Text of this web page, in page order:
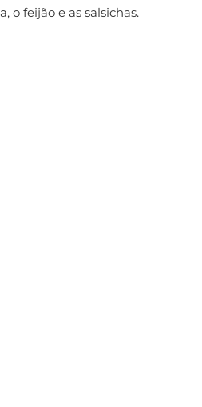
o feijão e as salsichas.